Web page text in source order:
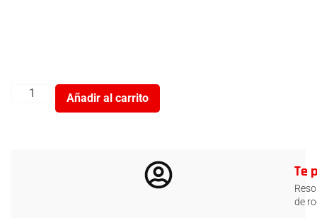
Añadir al carrito
Te
de